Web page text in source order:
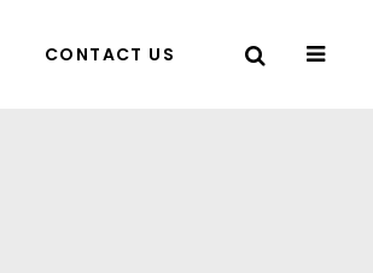
CONTACT US